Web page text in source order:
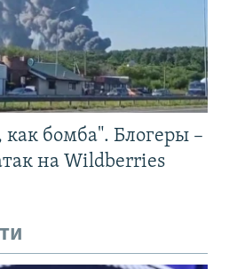
бомба". Блогеры –
на Wildberries